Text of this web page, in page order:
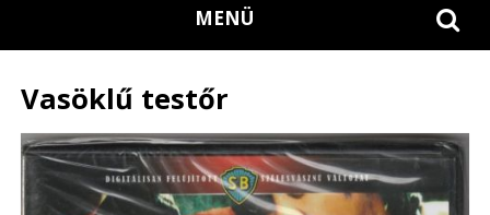
MENÜ
Vasöklű testőr